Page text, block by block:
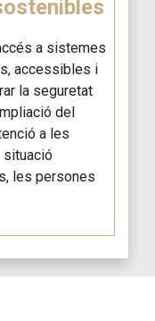
a sistemes
accessibles i
la seguretat
del
a les
les persones